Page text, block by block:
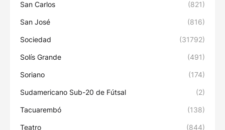
San Carlos (821)
San José (816)
Sociedad (31792)
Solís Grande (491)
Soriano (174)
Sudamericano Sub-20 de Fútsal (2)
Tacuarembó (138)
Teatro (844)